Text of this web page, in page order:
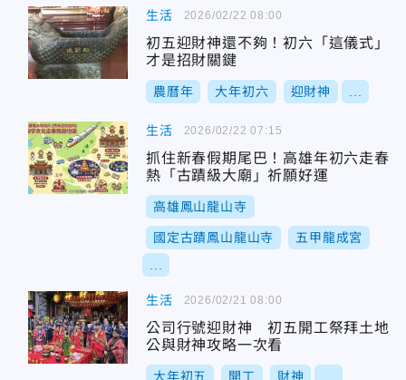
生活
初五迎財神還不夠！初六「這儀式」
才是招財關鍵
農曆年 大年初六 迎財神
2026/02/22 08:00
生活
抓住新春假期尾巴！高雄年初六走春
熱「古蹟級大廟」祈願好運
高雄鳳山龍山寺
國定古蹟鳳山龍山寺 五甲龍成宮
2026/02/22 07:15
生活
公司行號迎財神 初五開工祭拜土地
公與財神攻略一次看
大年初五 開工 財神
2026/02/21 08:00